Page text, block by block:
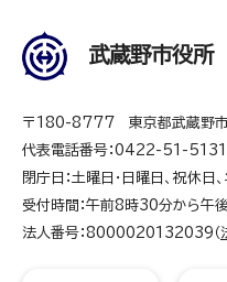
武蔵野市役所
〒180-8777 東京都武蔵野
代表電話番号：0422-51-5131
閉庁日：土曜日・日曜日、祝休
受付時間：午前8時30分から午
法人番号：8000020132039（